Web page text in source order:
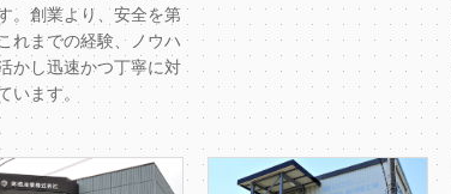
。創業より、安全を第
れまでの経験、ノウハ
かし迅速かつ丁寧に対
います。